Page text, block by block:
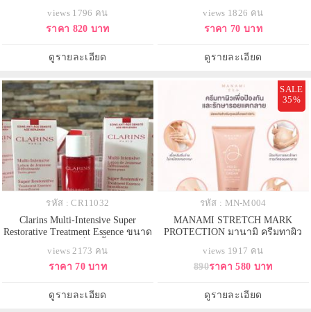
สำหรับทุกสภาพผิว เติมเต็มความชุ่ม
ชื่น ยกกระชับผิว เส้นริ้วจางลง ดู
เยาว์ เนื้อสัมผัสแบบ Water Base
บางเบา ซึมซาบไ
views 1796 คน
ราคา 820 บาท
ดูรายละเอียด
คุณค่าของสารสกัด Lemon Thyme
และ Green Banana ที่ช่วยเสริม
เนียน และผิวดูกระชับแน่นขึ้น เผย
ให้เห็นผิวที่เนียนนุ่มน่าสัม
views 1826 คน
ราคา 70 บาท
ดูรายละเอียด
รหัส : CR11032
Clarins Multi-Intensive Super
Restorative Treatment Essence ขนาด
แรงค์ เนื้อสัมผัสที่มอบความสดชื่น
ละมุนผิว พร้อมคุณสมบัติของการเต
มอบผิวที่ดูเพอร์เฟกต์นุ่มนวล ผิวดู
เปล่งประกายกระจ่่า
views 2173 คน
ราคา 70 บาท
ดูรายละเอียด
SALE
35%
รหัส : MN-M004
MANAMI STRETCH MARK
PROTECTION มานามิ ครีมทาผิว
ความชุ่มชื่นแก่ผิว ปลอดภัยสำหรับ
คุณแม่ตั้งครรภ์ 100%
views 1917 คน
890ราคา 580 บาท
ดูรายละเอียด